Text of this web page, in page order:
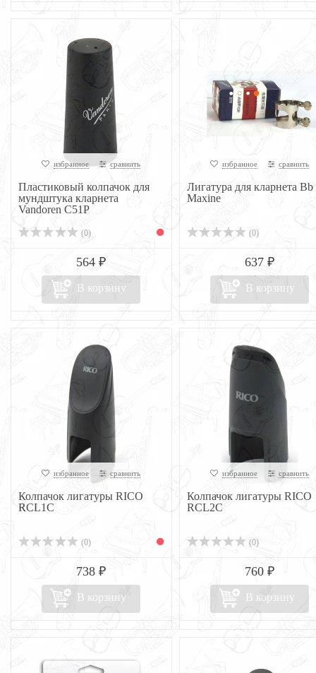
избранное сравнить
Пластиковый колпачок для
мундштука кларнета
Vandoren C51P
(0)
564 ₽
В корзину
избранное сравнить
Лигатура для кларнета Bb
Maxine
(0)
637 ₽
В корзину
избранное сравнить
Колпачок лигатуры RICO
RCL1C
(0)
738 ₽
В корзину
избранное сравнить
Колпачок лигатуры RICO
RCL2C
(0)
760 ₽
В корзину